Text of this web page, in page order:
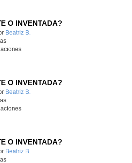
O INVENTADA?
educativo.
Beatriz B.
O INVENTADA?
educativo.
Beatriz B.
O INVENTADA?
educativo.
Beatriz B.